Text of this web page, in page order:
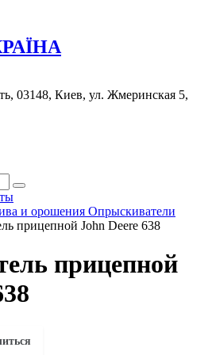
03148, Киев, ул. Жмеринская 5,
и орошения Опрыскиватели
прицепной John Deere 638
прицепной